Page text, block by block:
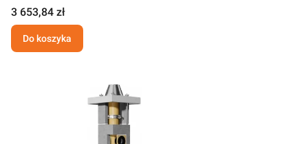
3 653,84 zł
Do koszyka